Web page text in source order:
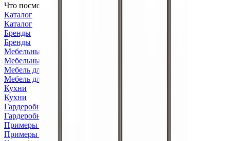
Что посмотреть
Каталог
Каталог
Бренды
Бренды
Мебельный тур
Мебельный тур
Мебель для бизнеса
Мебель для бизнеса
Кухни
Кухни
Гардеробные системы
Гардеробные системы
Примеры интерьеров
Примеры интерьеров